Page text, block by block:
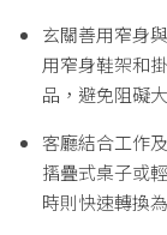
玄關善用窄身
用窄身鞋架和
品，避免阻礙
客廳結合工作
摺疊式桌子或
時則快速轉換